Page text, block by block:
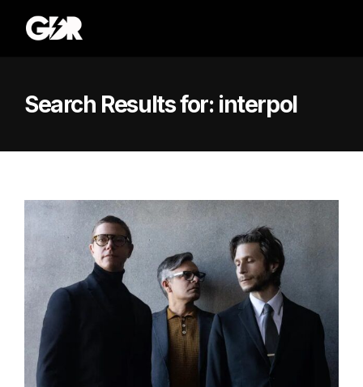
Search Results for: interpol